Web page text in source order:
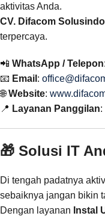
aktivitas Anda.
CV. Difacom Solusindo
terpercaya.
📲 WhatsApp / Telepon
📧 Email :
🌐Website:
📍 Layanan Panggilan:
🎁 Solusi IT
Di tengah padatnya
sebaiknya jangan bikin
Dengan layanan Instal